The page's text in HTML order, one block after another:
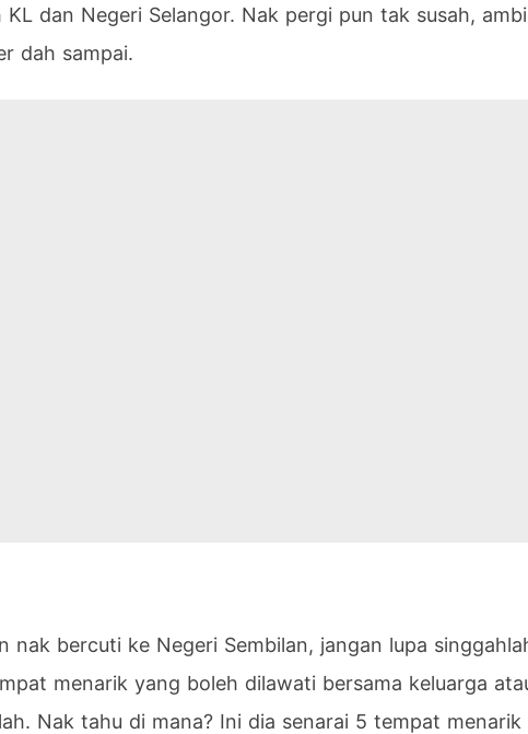
dan Negeri Selangor. Nak pergi pun tak susah,
dah sampai.
nak bercuti ke Negeri Sembilan, jangan lupa
menarik yang boleh dilawati bersama keluarga
Nak tahu di mana? Ini dia senarai 5 tempat menarik